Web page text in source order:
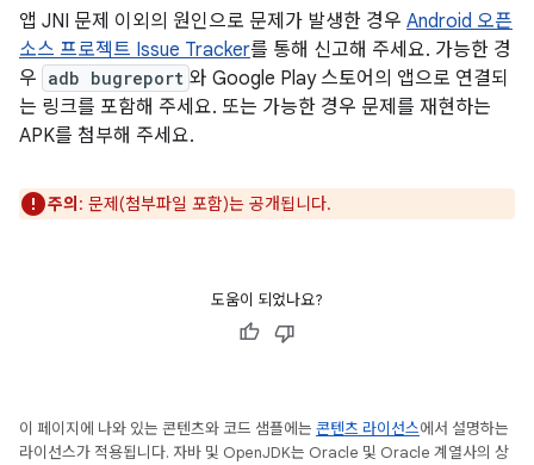
앱 JNI 문제 이외의 원인으로 문제가 발생한 경우 Android 오픈
소스 프로젝트 Issue Tracker를 통해 신고해 주세요. 가능한 경
우 adb bugreport 와 Google Play 스토어의 앱으로 연결되
는 링크를 포함해 주세요. 또는 가능한 경우 문제를 재현하는
APK를 첨부해 주세요.
주의 : 문제(첨부파일 포함)는 공개됩니다.
도움이 되었나요?
이 페이지에 나와 있는 콘텐츠와 코드 샘플에는 콘텐츠 라이선스에서 설명하는
라이선스가 적용됩니다. 자바 및 OpenJDK는 Oracle 및 Oracle 계열사의 상